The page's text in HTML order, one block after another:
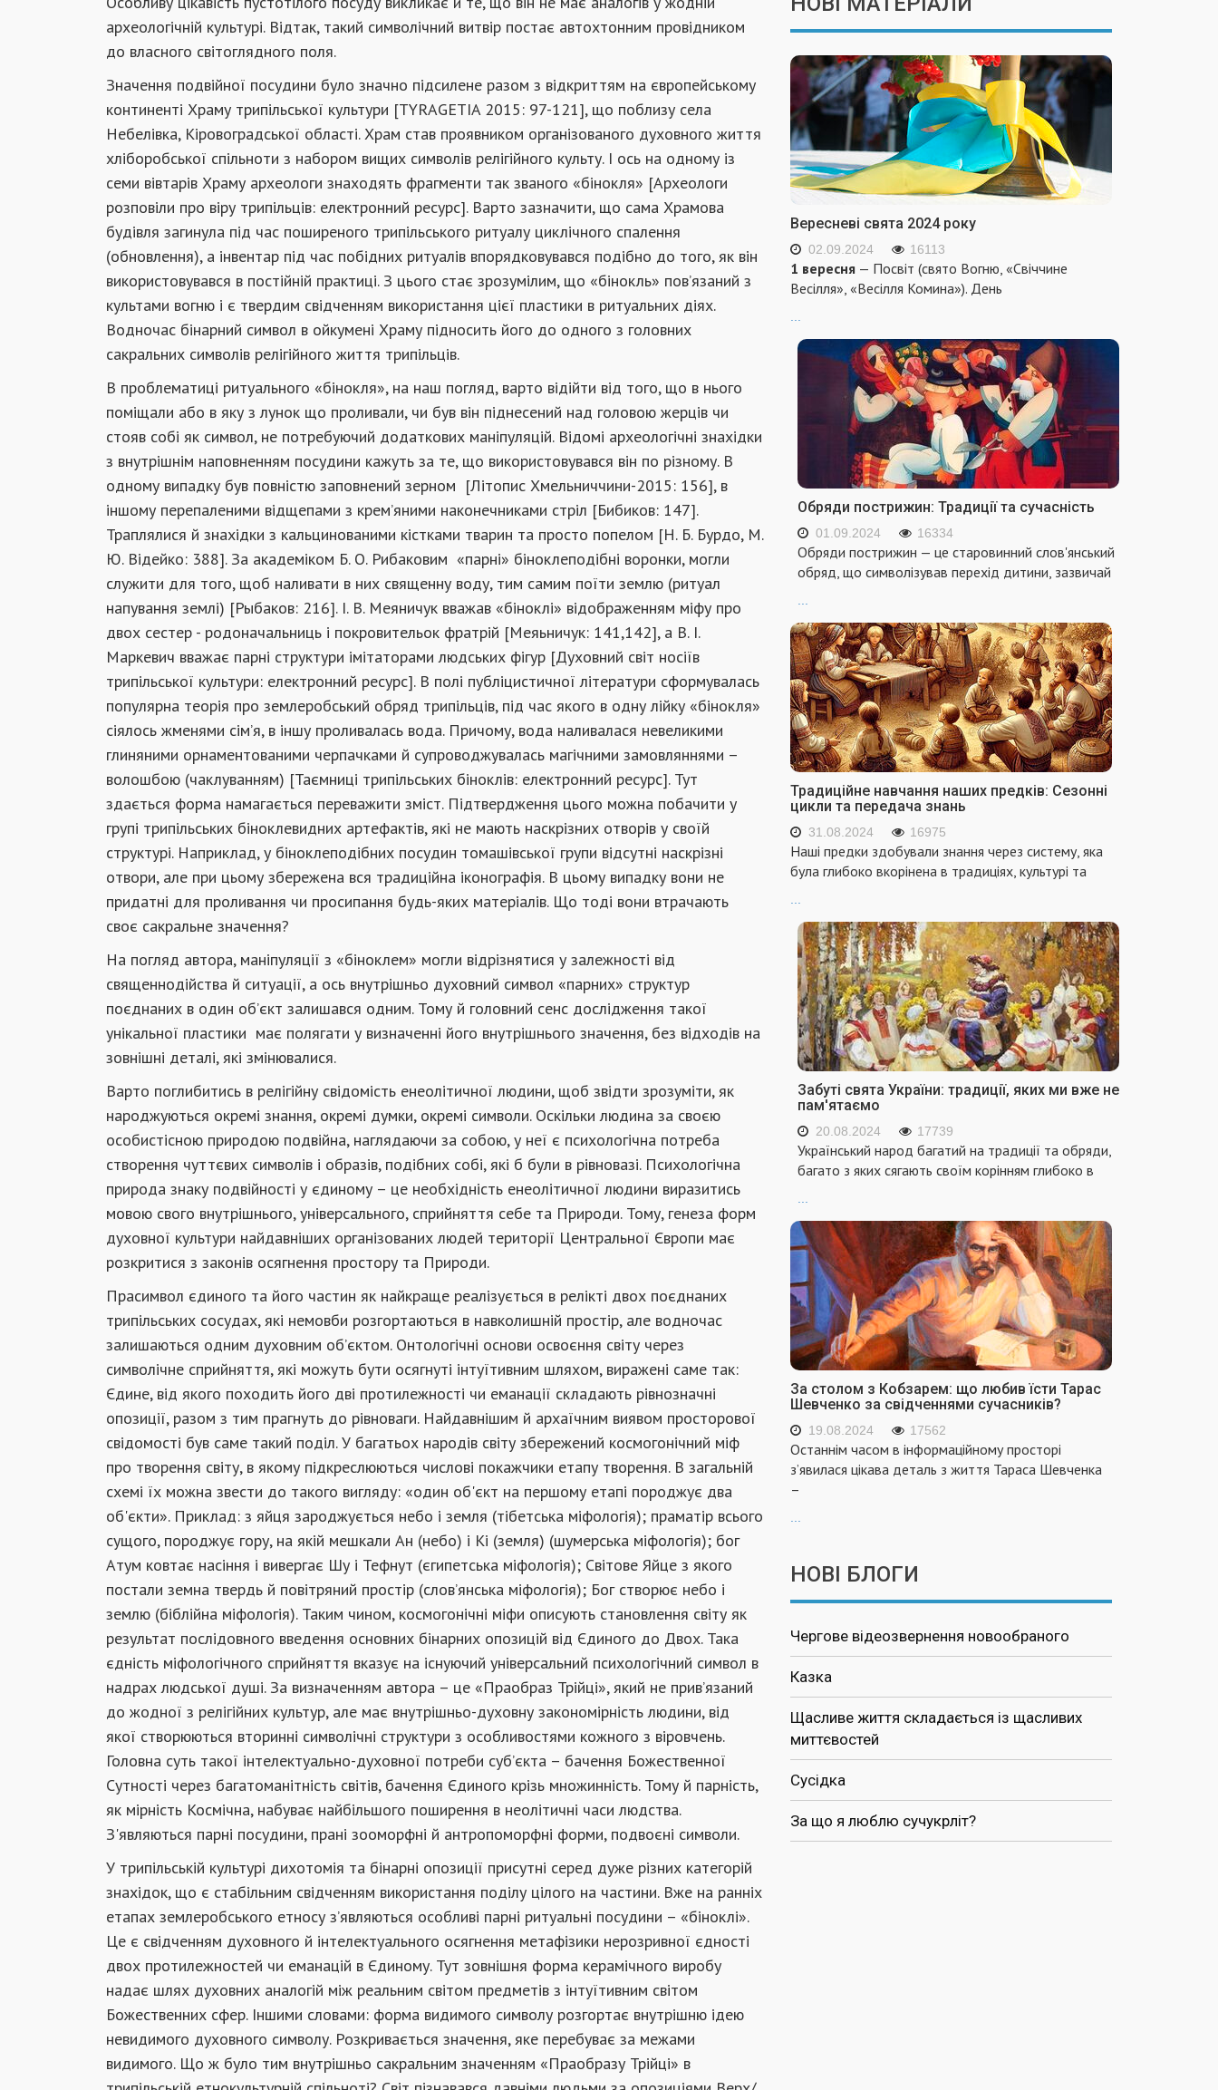
археологічній культурі. Відтак, такий символічний витвір постає автохтонним провідником
до власного світоглядного поля.
Значення подвійної посудини було значно підсилене разом з відкриттям на європейському
континенті Храму трипільської культури [TYRAGETIA 2015: 97-121], що поблизу села
Небелівка, Кіровоградської області. Храм став проявником організованого духовного життя
хліборобської спільноти з набором вищих символів релігійного культу. І ось на одному із
семи вівтарів Храму археологи знаходять фрагменти так званого «бінокля» [Археологи
розповіли про віру трипільців: електронний ресурс]. Варто зазначити, що сама Храмова
будівля загинула під час поширеного трипільського ритуалу циклічного спалення
(обновлення), а інвентар під час побідних ритуалів впорядковувався подібно до того, як він
використовувався в постійній практиці. З цього стає зрозумілим, що «бінокль» пов’язаний з
культами вогню і є твердим свідченням використання цієї пластики в ритуальних діях.
Водночас бінарний символ в ойкумені Храму підносить його до одного з головних
сакральних символів релігійного життя трипільців.
В проблематиці ритуального «бінокля», на наш погляд, варто відійти від того, що в нього
поміщали або в яку з лунок що проливали, чи був він піднесений над головою жерців чи
стояв собі як символ, не потребуючий додаткових маніпуляцій. Відомі археологічні знахідки
з внутрішнім наповненням посудини кажуть за те, що використовувався він по різному. В
одному випадку був повністю заповнений зерном [Літопис Хмельниччини-2015: 156], в
іншому перепаленими відщепами з крем’яними наконечниками стріл [Бибиков: 147].
Траплялися й знахідки з кальцинованими кістками тварин та просто попелом [Н. Б. Бурдо, М.
Ю. Відейко: 388]. За академіком Б. О. Рибаковим «парні» біноклеподібні воронки, могли
служити для того, щоб наливати в них священну воду, тим самим поїти землю (ритуал
напування землі) [Рыбаков: 216]. І. В. Меяничук вважав «біноклі» відображенням міфу про
двох сестер - родоначальниць і покровительок фратрій [Меяьничук: 141,142], а В. І.
Маркевич вважає парні структури імітаторами людських фігур [Духовний світ носіїв
трипільської культури: електронний ресурс]. В полі публіцистичної літератури сформувалась
популярна теорія про землеробський обряд трипільців, під час якого в одну лійку «бінокля»
сіялось жменями сім’я, в іншу проливалась вода. Причому, вода наливалася невеликими
глиняними орнаментованими черпачками й супроводжувалась магічними замовляннями –
волошбою (чаклуванням) [Таємниці трипільських біноклів: електронний ресурс]. Тут
здається форма намагається переважити зміст. Підтвердження цього можна побачити у
групі трипільських біноклевидних артефактів, які не мають наскрізних отворів у своїй
структурі. Наприклад, у біноклеподібних посудин томашівської групи відсутні наскрізні
отвори, але при цьому збережена вся традиційна іконографія. В цьому випадку вони не
придатні для проливання чи просипання будь-яких матеріалів. Що тоді вони втрачають
своє сакральне значення?
На погляд автора, маніпуляції з «біноклем» могли відрізнятися у залежності від
священнодійства й ситуації, а ось внутрішньо духовний символ «парних» структур
поєднаних в один об’єкт залишався одним. Тому й головний сенс дослідження такої
унікальної пластики має полягати у визначенні його внутрішнього значення, без відходів на
зовнішні деталі, які змінювалися.
Варто поглибитись в релігійну свідомість енеолітичної людини, щоб звідти зрозуміти, як
народжуються окремі знання, окремі думки, окремі символи. Оскільки людина за своєю
особистісною природою подвійна, наглядаючи за собою, у неї є психологічна потреба
створення чуттєвих символів і образів, подібних собі, які б були в рівновазі. Психологічна
природа знаку подвійності у єдиному – це необхідність енеолітичної людини виразитись
мовою свого внутрішнього, універсального, сприйняття себе та Природи. Тому, генеза форм
духовної культури найдавніших організованих людей території Центральної Європи має
розкритися з законів осягнення простору та Природи.
Прасимвол єдиного та його частин як найкраще реалізується в релікті двох поєднаних
трипільських сосудах, які немовби розгортаються в навколишній простір, але водночас
залишаються одним духовним об’єктом. Онтологічні основи освоєння світу через
символічне сприйняття, які можуть бути осягнуті інтуїтивним шляхом, виражені саме так:
Єдине, від якого походить його дві протилежності чи еманації складають рівнозначні
опозиції, разом з тим прагнуть до рівноваги. Найдавнішим й архаїчним виявом просторової
свідомості був саме такий поділ. У багатьох народів світу збережений космогонічний міф
про творення світу, в якому підкреслюються числові покажчики етапу творення. В загальній
схемі їх можна звести до такого вигляду: «один об'єкт на першому етапі породжує два
об'єкти». Приклад: з яйця зароджується небо і земля (тібетська міфологія); праматір всього
сущого, породжує гору, на якій мешкали Ан (небо) і Кі (земля) (шумерська міфологія); бог
Атум ковтає насіння і вивергає Шу і Тефнут (єгипетська міфологія); Світове Яйце з якого
постали земна твердь й повітряний простір (слов’янська міфологія); Бог створює небо і
землю (біблійна міфологія). Таким чином, космогонічні міфи описують становлення світу як
результат послідовного введення основних бінарних опозицій від Єдиного до Двох. Така
єдність міфологічного сприйняття вказує на існуючий універсальний психологічний символ в
надрах людської душі. За визначенням автора – це «Праобраз Трійці», який не прив’язаний
до жодної з релігійних культур, але має внутрішньо-духовну закономірність людини, від
якої створюються вторинні символічні структури з особливостями кожного з віровчень.
Головна суть такої інтелектуально-духовної потреби суб’єкта – бачення Божественної
Сутності через багатоманітність світів, бачення Єдиного крізь множинність. Тому й парність,
як мірність Космічна, набуває найбільшого поширення в неолітичні часи людства.
З'являються парні посудини, прані зооморфні й антропоморфні форми, подвоєні символи.
У трипільській культурі дихотомія та бінарні опозиції присутні серед дуже різних категорій
знахідок, що є стабільним свідченням використання поділу цілого на частини. Вже на ранніх
етапах землеробського етносу з’являються особливі парні ритуальні посудини – «біноклі».
Це є свідченням духовного й інтелектуального осягнення метафізики нерозривної єдності
двох протилежностей чи еманацій в Єдиному. Тут зовнішня форма керамічного виробу
надає шлях духовних аналогій між реальним світом предметів з інтуїтивним світом
Божественних сфер. Іншими словами: форма видимого символу розгортає внутрішню ідею
невидимого духовного символу. Розкривається значення, яке перебуває за межами
видимого. Що ж було тим внутрішньо сакральним значенням «Праобразу Трійці» в
Вересневі свята 2024 року
02.09.2024 16113
1 вересня — Посвіт (свято Вогню, «Свіччине
Весілля», «Весілля Комина»). День
...
Обряди пострижин: Традиції та сучасність
01.09.2024 16334
Обряди пострижин — це старовинний слов'янський
обряд, що символізував перехід дитини, зазвичай
...
Традиційне навчання наших предків: Сезонні
цикли та передача знань
31.08.2024 16975
Наші предки здобували знання через систему, яка
була глибоко вкорінена в традиціях, культурі та
...
Забуті свята України: традиції, яких ми вже не
пам'ятаємо
20.08.2024 17739
Український народ багатий на традиції та обряди,
багато з яких сягають своїм корінням глибоко в
...
За столом з Кобзарем: що любив їсти Тарас
Шевченко за свідченнями сучасників?
19.08.2024 17562
Останнім часом в інформаційному просторі
з’явилася цікава деталь з життя Тараса Шевченка
–
...
НОВІ БЛОГИ
Чергове відеозвернення новообраного
Казка
Щасливе життя складається із щасливих
миттєвостей
Сусідка
За що я люблю сучукрліт?